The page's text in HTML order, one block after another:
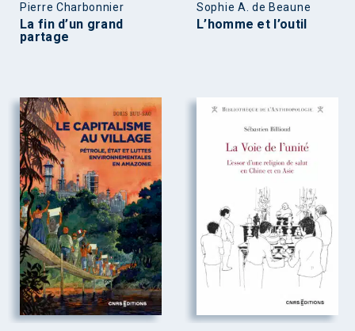
Pierre Charbonnier
La fin d’un grand
partage
Sophie A. de Beaune
L’homme et l’outil